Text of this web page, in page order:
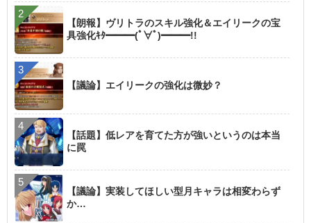
【朗報】ヴリトラのスキル強化＆エイリークの宝
具強化ｷﾀ━━━(ﾟ∀ﾟ)━━━!!
【議論】エイリークの強化は微妙？
【話題】低レアを育てた方が強いというのは本当
に罠
【議論】実装してほしい型月キャラは相変わらず
か…